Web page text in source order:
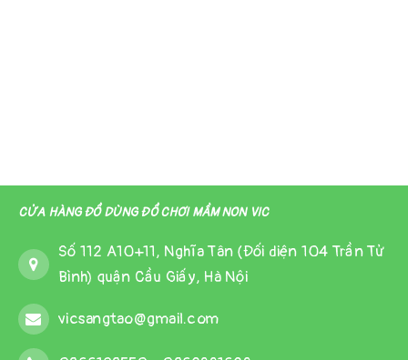
CỬA HÀNG ĐỒ DÙNG ĐỒ CHƠI MẦM NON VIC
Số 112 A10+11, Nghĩa Tân (Đối diện 104 Trần Tử
Bình) quận Cầu Giấy, Hà Nội
vicsangtao@gmail.com